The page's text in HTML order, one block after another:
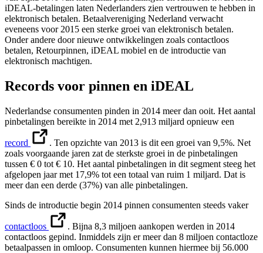
iDEAL-betalingen laten Nederlanders zien vertrouwen te hebben in
elektronisch betalen. Betaalvereniging Nederland verwacht
eveneens voor 2015 een sterke groei van elektronisch betalen.
Onder andere door nieuwe ontwikkelingen zoals contactloos
betalen, Retourpinnen, iDEAL mobiel en de introductie van
elektronisch machtigen.
Records voor pinnen en iDEAL
Nederlandse consumenten pinden in 2014 meer dan ooit. Het aantal
pinbetalingen bereikte in 2014 met 2,913 miljard opnieuw een
record
. Ten opzichte van 2013 is dit een groei van 9,5%. Net
zoals voorgaande jaren zat de sterkste groei in de pinbetalingen
tussen € 0 tot € 10. Het aantal pinbetalingen in dit segment steeg het
afgelopen jaar met 17,9% tot een totaal van ruim 1 miljard. Dat is
meer dan een derde (37%) van alle pinbetalingen.
Sinds de introductie begin 2014 pinnen consumenten steeds vaker
contactloos
. Bijna 8,3 miljoen aankopen werden in 2014
contactloos gepind. Inmiddels zijn er meer dan 8 miljoen contactloze
betaalpassen in omloop. Consumenten kunnen hiermee bij 56.000